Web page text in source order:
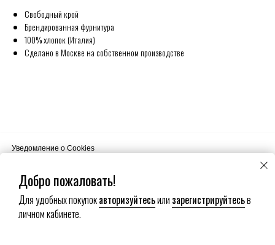
Добро пожаловать!
Для удобных покупокавторизуйтесьили зарегистрируйтесьв
личном кабинете.
Уведомление о Cookies
вы соглашаетесь на использование нами ваших файлов cookie.
Хорошо
Свободный крой
Брендированная фурнитура
100% хлопок (Италия)
Сделано в Москве на собственном производстве